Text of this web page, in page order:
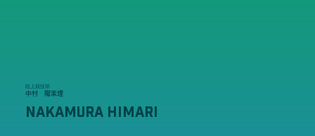
陸上競技部
中村 陽茉理
NAKAMURA HIMARI